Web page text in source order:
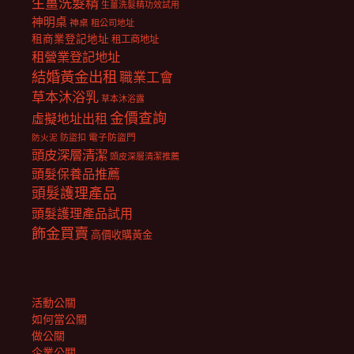
生薑洗髮精功效試用
神明桌 神桌 租公司地址
租商業登記地址 租工商地址
租營業登記地址
結婚黃金出租職業工會
草本沐浴乳 草本沐浴露
虛擬地址出租 金價查詢
防火泥 防盜扣 電子防盜門
頭皮深層清潔 頭皮深層清潔推薦
頭髮保養品推薦
頭髮護理產品
頭髮護理產品試用
飾金買賣 高價收購黃金
活動公關
如何當公關
做公關